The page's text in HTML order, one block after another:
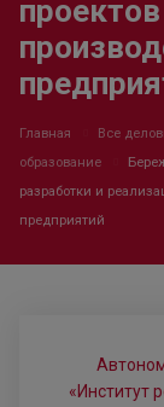
Главная Все
образование
разработки и
предприятий
«Институт